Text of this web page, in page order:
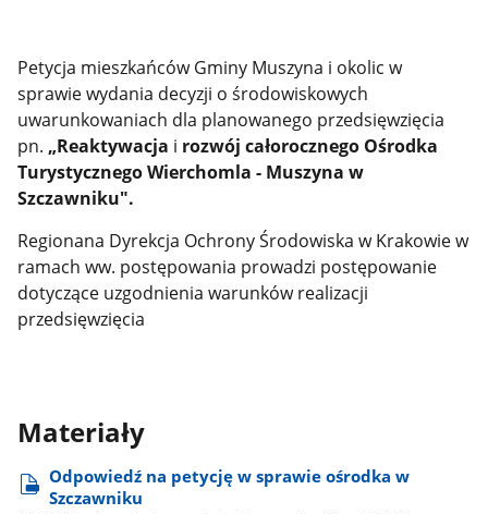
Petycja mieszkańców Gminy Muszyna i okolic w
sprawie wydania decyzji o środowiskowych
uwarunkowaniach dla planowanego przedsięwzięcia
pn. „Reaktywacja i rozwój całorocznego Ośrodka
Turystycznego Wierchomla - Muszyna w
Szczawniku".
Regionana Dyrekcja Ochrony Środowiska w Krakowie w
ramach ww. postępowania prowadzi postępowanie
dotyczące uzgodnienia warunków realizacji
przedsięwzięcia
Materiały
Odpowiedź na petycję w sprawie ośrodka w
Szczawniku